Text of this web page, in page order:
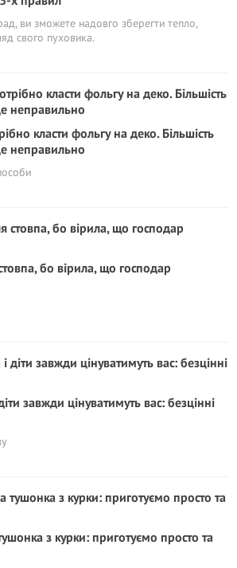
ви зможете надовго зберегти тепло,
свого пуховика.
класти фольгу на деко. Більшість
неправильно
бо вірила, що господар
завжди цінуватимуть вас: безцінні
з курки: приготуємо просто та